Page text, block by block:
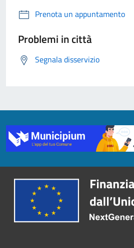
Prenota un appuntamento
Problemi in città
Segnala disservizio